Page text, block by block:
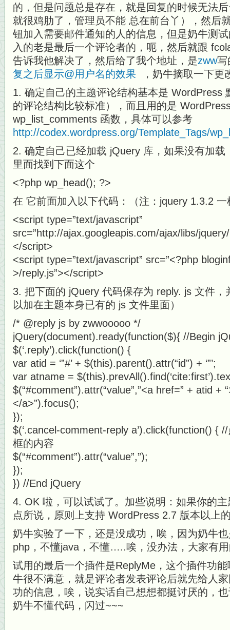
的，但是问题总是存在，就是回复的时候无法
就很鸡肋了，管理员不能 总在前台丫），然后
钮加入需要邮件通知的人的信息，但是奶牛测
入的老是最后一个评论者的，呃，然后就跟
告诉我他解决了，然后给了我个地址，是zww写
复之后显示@用户名的效果 ，奶牛摘取一下更
1. 确定自己的主题评论结构基本是 WordPress
的评论结构比较标准），而且用的是
wp_list_comments 函数，具体可以参考
http://codex.wordpress.org/Template_Tags/
2. 确定自己已经加载 jQuery 库，如果没有加载
里面找到下面这个
<?php wp_head(); ?>
在 它前面加入以下代码：（注：jquery 1.3.2 一
<script type=”text/javascript”
src=”http://ajax.googleapis.com/ajax/libs/
</script>
<script type=”text/javascript” src=”<?php
>/reply.js”></script>
3. 把下面的 jQuery 代码保存为 reply. js 文件
以加在主题本身已有的 js 文件里面）
/* @reply js by zwwooooo */
jQuery(document).ready(function($){ //Begin
$(‘.reply’).click(function() {
var atid = ‘”#’ + $(this).parent().attr(“id”) + ‘”’;
var atname =
$(“#comment”).attr(“value”,”<a href=” + atid +
</a>”).focus();
});
$(‘.cancel-comment-reply a’).click(function() {
框的内容
$(“#comment”).attr(“value”,”);
});
}) //End jQuery
4. OK 啦，可以试试了。加些说明：如果你的
点所说，原则上支持 WordPress 2.7 版本以上
奶牛实验了一下，还是没成功，唉，因为奶牛
php，不懂java，不懂…..唉，没办法，大家有
试用的最后一个插件是ReplyMe，这个插件功
牛很不满意，就是评论者发表评论后就先给人
功的信息，唉，说实话自己想想都挺讨厌的，
奶牛不懂代码，闪过~~~